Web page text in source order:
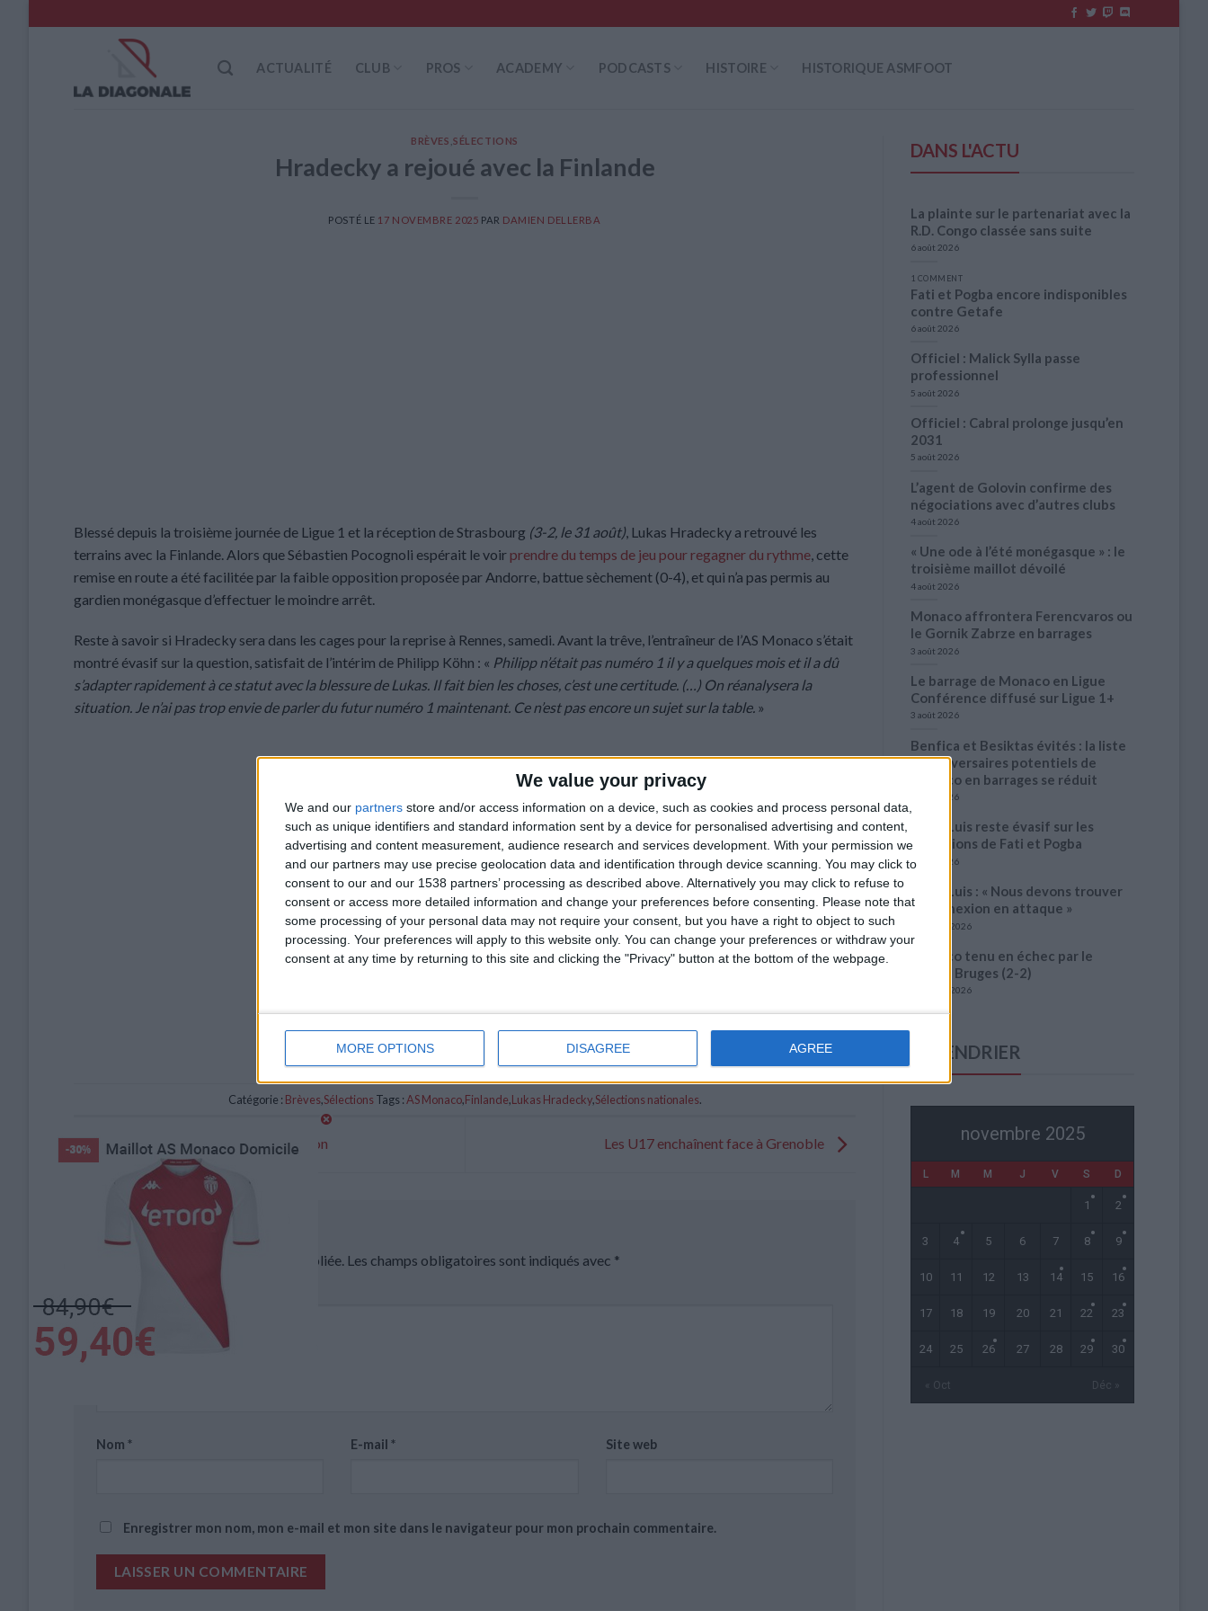
We value your privacy
We and our partners store and/or access information on a device, such as cookies and process personal data,
such as unique identifiers and standard information sent by a device for personalised advertising and content,
advertising and content measurement, audience research and services development. With your permission we
and our partners may use precise geolocation data and identification through device scanning. You may click to
consent to our and our 1538 partners’ processing as described above. Alternatively you may click to refuse to
consent or access more detailed information and change your preferences before consenting.
Please note that
some processing of your personal data may not require your consent, but you have a right to object to such
processing. Your preferences will apply to this website only. You can change your preferences or withdraw your
consent at any time by returning to this site and clicking the "Privacy" button at the bottom of the webpage.
MORE OPTIONS DISAGREE AGREE
to
ACTUALITÉ CLUB PROS ACADEMY PODCASTS HISTOIRE HISTORIQUE ASMFOOT
BRÈVES ,SÉLECTIONS
Hradecky a rejoué avec la Finlande
POSTÉ LE 17 NOVEMBRE 2025 PAR DAMIEN DELLERBA
Blessé depuis la troisième journée de Ligue 1 et la réception de Strasbourg (3-2, le 31 août) , Lukas Hradecky a retrouvé les
terrains avec la Finlande. Alors que Sébastien Pocognoli espérait le voir prendre du temps de jeu pour regagner du rythme , cette
remise en route a été facilitée par la faible opposition proposée par Andorre, battue sèchement (0-4), et qui n’a pas permis au
gardien monégasque d’effectuer le moindre arrêt.
Reste à savoir si Hradecky sera dans les cages pour la reprise à Rennes, samedi. Avant la trêve, l’entraîneur de l’AS Monaco s’était
montré évasif sur la question, satisfait de l’intérim de Philipp Köhn : « Philipp n’était pas numéro 1 il y a quelques mois et il a dû
s’adapter rapidement à ce statut avec la blessure de Lukas. Il fait bien les choses, c’est une certitude. (…) On réanalysera la
situation. Je n’ai pas trop envie de parler du futur numéro 1 maintenant. Ce n’est pas encore un sujet sur la table. »
Catégorie : Brèves,SélectionsTags :AS Monaco,Finlande,Lukas Hradecky,Sélections nationales.
Un doublé pour Brunner en sélection Les U17 enchaînent face à Grenoble
Laisser un commentaire
Votre adresse e-mail ne sera pas publiée. Les champs obligatoires sont indiqués avec *
Commentaire
Nom * E-mail* Site web
Enregistrer mon nom, mon e-mail et mon site dans le navigateur pour mon prochain commentaire.
DANS L'ACTU
La plainte sur le partenariat avec la
R.D. Congo classée sans suite
6 août 2026
1 COMMENT
Fati et Pogba encore indisponibles
contre Getafe
6 août 2026
Officiel : Malick Sylla passe
professionnel
5 août 2026
Officiel : Cabral prolonge jusqu’en
2031
5 août 2026
L’agent de Golovin confirme des
négociations avec d’autres clubs
4 août 2026
« Une ode à l’été monégasque » : le
troisième maillot dévoilé
4 août 2026
Monaco affrontera Ferencvaros ou
le Gornik Zabrze en barrages
3 août 2026
Le barrage de Monaco en Ligue
Conférence diffusé sur Ligue 1+
3 août 2026
Benfica et Besiktas évités : la liste
des adversaires potentiels de
Monaco en barrages se réduit
3 août 2026
Filipe Luis reste évasif sur les
conditions de Fati et Pogba
1 août 2026
Filipe Luis : « Nous devons trouver
la connexion en attaque »
31 juillet 2026
Monaco tenu en échec par le
Cercle Bruges (2-2)
31 juillet 2026
CALENDRIER
novembre 2025
L M M J V S D
« Oct Déc »
1 2
3 4 5 6 7 8 9
10 11 12 13 14 15 16
17 18 19 20 21 22 23
24 25 26 27 28 29 30